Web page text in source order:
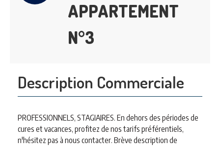
APPARTEMENT
N°3
Description Commerciale
PROFESSIONNELS, STAGIAIRES. En dehors des périodes de
cures et vacances, profitez de nos tarifs préférentiels,
n'hésitez pas à nous contacter. Brève description de